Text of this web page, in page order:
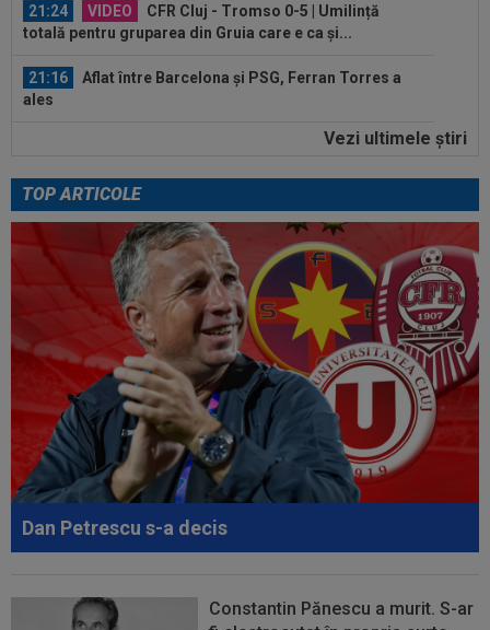
21:24 VIDEO
CFR Cluj - Tromso 0-5 | Umilință
totală pentru gruparea din Gruia care e ca și...
21:16
Aflat între Barcelona și PSG, Ferran Torres a
ales
S-a terminat! Vinicius Junior a
21:58
N-a mai rezistat! Ioan Varga a anunțat
”curățenia” la CFR, după rușinea cu...
Camora a spus de ce România e sub Norvegia
la fotbal, după umilința din Gruia...
21:51
Antonio Folha nu s-a mai ferit, după CFR -
Tromso 0-5: ”Am arătat rău...
21:40
Fără milă! Reacție-fulger a norvegienilor, după
ce Tromso a călcat-o în...
21:38 VIDEO
Imaginile durerii! A izbucnit în plâns,
după ce CFR a fost umilită de Tromso în...
Vezi ultimele ştiri
TOP ARTICOLE
Dan Petrescu s-a decis
Constantin Pănescu a murit. S-ar